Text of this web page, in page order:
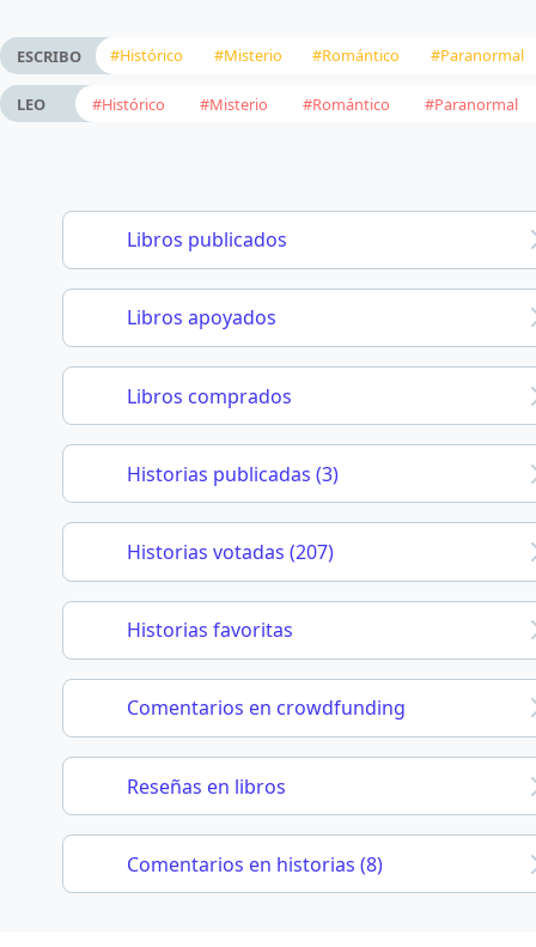
ESCRIBO #Histórico #Misterio #Romántico #Paranormal
LEO #Histórico #Misterio #Romántico #Paranormal
Libros publicados
Libros apoyados
Libros comprados
Historias publicadas (3)
Historias votadas (207)
Historias favoritas
Comentarios en crowdfunding
Reseñas en libros
Comentarios en historias (8)